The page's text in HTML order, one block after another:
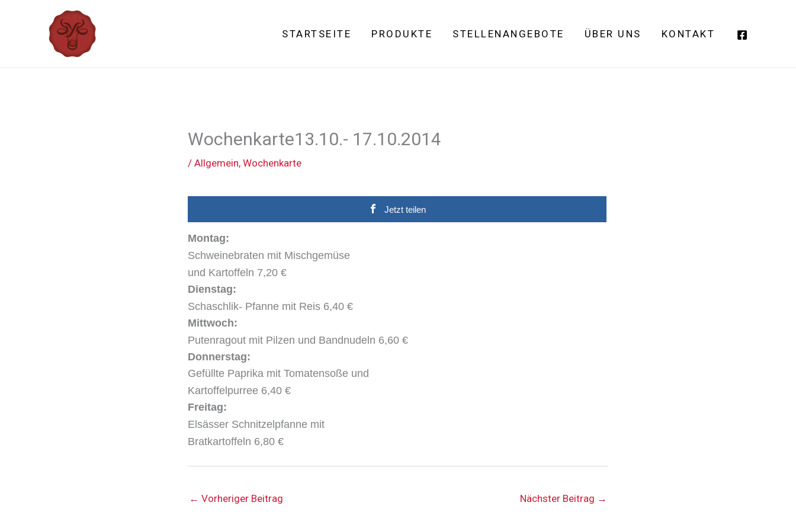
STARTSEITE PRODUKTE STELLENANGEBOTE ÜBER UNS KONTAKT
Wochenkarte13.10.- 17.10.2014
/ Allgemein, Wochenkarte
Jetzt teilen
Montag:
Schweinebraten mit Mischgemüse
und Kartoffeln 7,20 €
Dienstag:
Schaschlik- Pfanne mit Reis 6,40 €
Mittwoch:
Putenragout mit Pilzen und Bandnudeln 6,60 €
Donnerstag:
Gefüllte Paprika mit Tomatensoße und
Kartoffelpurree 6,40 €
Freitag:
Elsässer Schnitzelpfanne mit
Bratkartoffeln 6,80 €
← Vorheriger Beitrag Nächster Beitrag →